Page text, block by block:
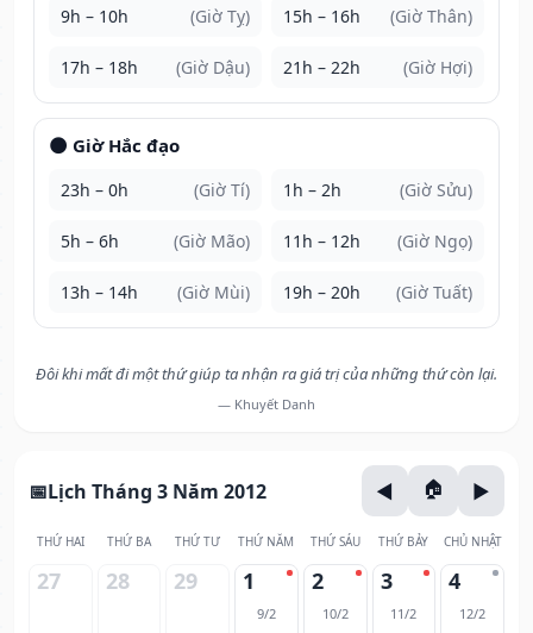
9h – 10h (Giờ Tỵ) 15h – 16h (Giờ Thân)
17h – 18h (Giờ Dậu) 21h – 22h (Giờ Hợi)
🌑 Giờ Hắc đạo
23h – 0h (Giờ Tí) 1h – 2h (Giờ Sửu)
5h – 6h (Giờ Mão) 11h – 12h (Giờ Ngọ)
13h – 14h (Giờ Mùi) 19h – 20h (Giờ Tuất)
Đôi khi mất đi một thứ giúp ta nhận ra giá trị của những thứ còn lại.
— Khuyết Danh
Lịch Tháng 3 Năm 2012
THỨ HAI THỨ BA THỨ TƯ THỨ NĂM THỨ SÁU THỨ BẢY CHỦ NHẬT
27 28 29 1
9/2
2
10/2
3
11/2
4
12/2